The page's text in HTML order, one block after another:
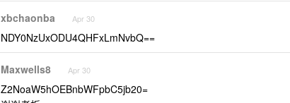
xbchaonba Apr 30
NDY0NzUxODU4QHFxLmNvbQ==
Maxwells8 Apr 30
Z2NoaW5hOEBnbWFpbC5jb20=